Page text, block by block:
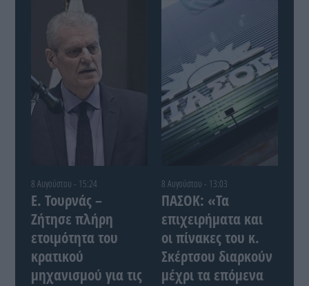
8 Αυγούστου - 15:24
Ε. Τουρνάς –
Ζήτησε πλήρη
ετοιμότητα του
κρατικού
μηχανισμού για τις
8 Αυγούστου - 13:03
ΠΑΣΟΚ: «Τα
επιχειρήματα και
οι πίνακες του κ.
Σκέρτσου διαρκούν
μέχρι τα επόμενα